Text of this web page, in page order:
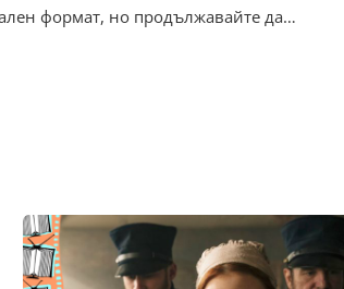
формат, но продължавайте да…